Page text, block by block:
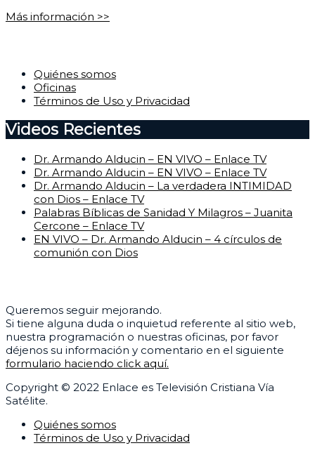
Más información >>
Quiénes somos
Oficinas
Términos de Uso y Privacidad
Videos Recientes
Dr. Armando Alducin – EN VIVO – Enlace TV
Dr. Armando Alducin – EN VIVO – Enlace TV
Dr. Armando Alducin – La verdadera INTIMIDAD
con Dios – Enlace TV
Palabras Bíblicas de Sanidad Y Milagros – Juanita
Cercone – Enlace TV
EN VIVO – Dr. Armando Alducin – 4 círculos de
comunión con Dios
Queremos seguir mejorando.
Si tiene alguna duda o inquietud referente al sitio web,
nuestra programación o nuestras oficinas, por favor
déjenos su información y comentario en el siguiente
formulario haciendo click aquí.
Copyright © 2022 Enlace es Televisión Cristiana Vía
Satélite.
Quiénes somos
Términos de Uso y Privacidad